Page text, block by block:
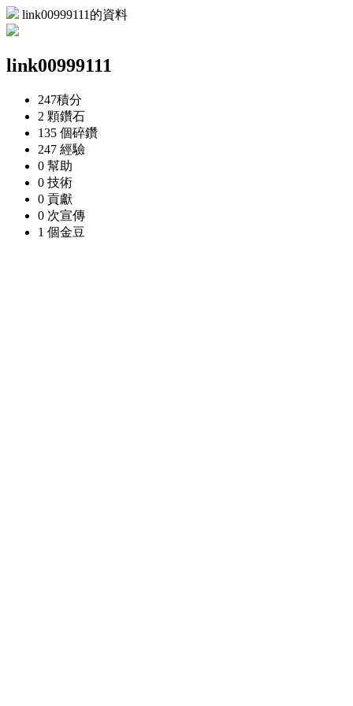
link00999111的資料
link00999111
247積分
2 顆鑽石
135 個碎鑽
247 經驗
0 幫助
0 技術
0 貢獻
0 次宣傳
1 個金豆